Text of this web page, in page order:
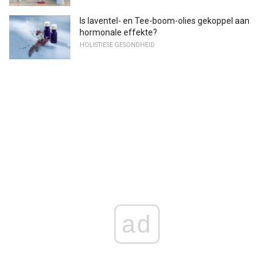
Is laventel- en Tee-boom-olies gekoppel aan
hormonale effekte?
HOLISTIESE GESONDHEID
ad